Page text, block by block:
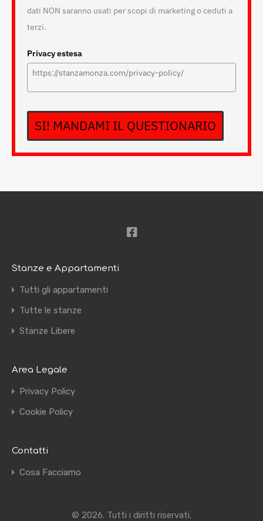
dati NON saranno usati per scopi di marketing o ceduti a
terzi.
Privacy estesa
SI! MANDAMI IL QUESTIONARIO
Stanze e Appartamenti
Tutti gli appartamenti
Tutte le stanze
Stanze Libere
Area Legale
Privacy Policy
Cookie Policy
Contatti
Cosa Facciamo
© 2026. Tutti i diritti riservati.